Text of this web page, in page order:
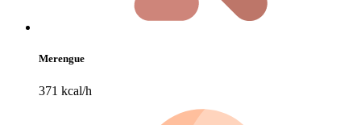
Merengue
371 kcal/h